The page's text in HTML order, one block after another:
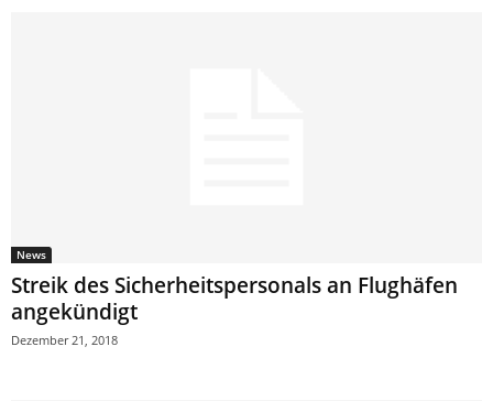
News
Streik des Sicherheitspersonals an Flughäfen
angekündigt
Dezember 21, 2018